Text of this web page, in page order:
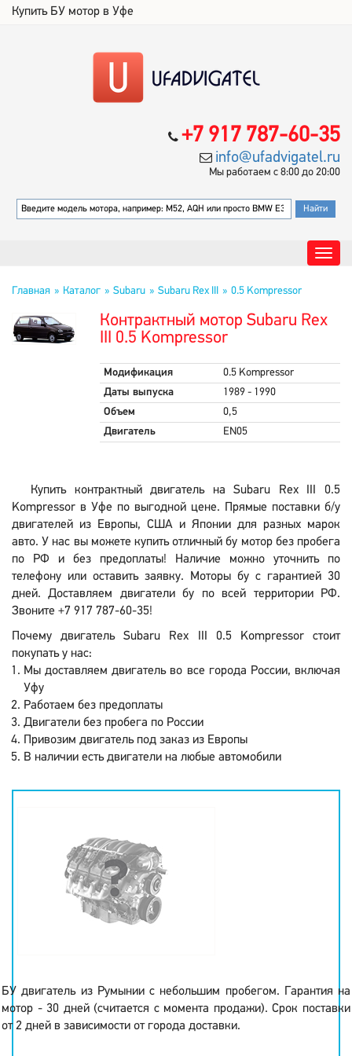
Купить БУ мотор в Уфе
+7 917 787-60-35
info@ufadvigatel.ru
Мы работаем с 8:00 до 20:00
Главная Каталог Subaru Subaru Rex III 0.5 Kompressor
Контрактный мотор Subaru Rex
III 0.5 Kompressor
Модификация
0.5 Kompressor
Даты выпуска
1989 - 1990
Объем
0,5
Двигатель
EN05
Купить контрактный двигатель на Subaru Rex III 0.5
Kompressor в Уфе по выгодной цене. Прямые поставки б/у
двигателей из Европы, США и Японии для разных марок
авто. У нас вы можете купить отличный бу мотор без пробега
по РФ и без предоплаты! Наличие можно уточнить по
телефону или оставить заявку. Моторы бу с гарантией 30
дней. Доставляем двигатели бу по всей территории РФ.
Звоните +7 917 787-60-35!
Почему двигатель Subaru Rex III 0.5 Kompressor стоит
покупать у нас:
Мы доставляем двигатель во все города России, включая
Уфу
Работаем без предоплаты
Двигатели без пробега по России
Привозим двигатель под заказ из Европы
В наличии есть двигатели на любые автомобили
БУ двигатель из Румынии с небольшим пробегом. Гарантия на
мотор - 30 дней (считается с момента продажи). Срок поставки
от 2 дней в зависимости от города доставки.